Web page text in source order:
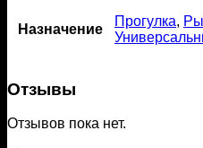
Назначение
Прогулка,
Отзывы
Отзывов пока нет.